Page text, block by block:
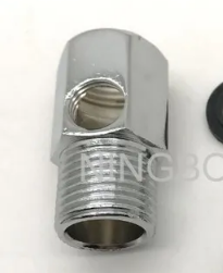
COMPANY
NEWS
साइटमैप
गोपनीयता